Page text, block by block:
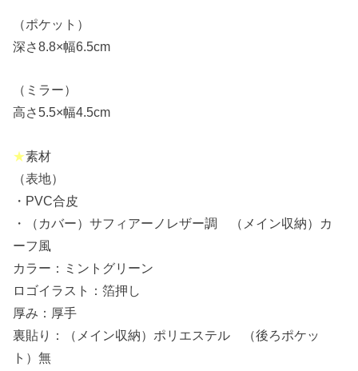
（ポケット）
深さ8.8×幅6.5cm
（ミラー）
高さ5.5×幅4.5cm
★素材
（表地）
・PVC合皮
・（カバー）サフィアーノレザー調 （メイン収納）カ
ーフ風
カラー：ミントグリーン
ロゴイラスト：箔押し
厚み：厚手
裏貼り：（メイン収納）ポリエステル （後ろポケッ
ト）無